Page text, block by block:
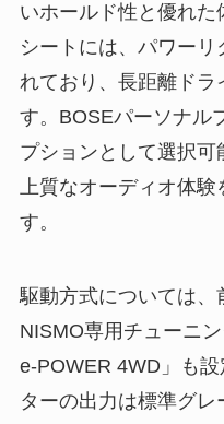
いホールド性と優れ
シートには、パワーリ
れており、長距離ド
す。BOSEパーソナル
プションとして選択可
上質なオーディオ体験
す。
駆動方式については、
NISMO専用チューニ
e-POWER 4WD」も
ターの出力は標準グ